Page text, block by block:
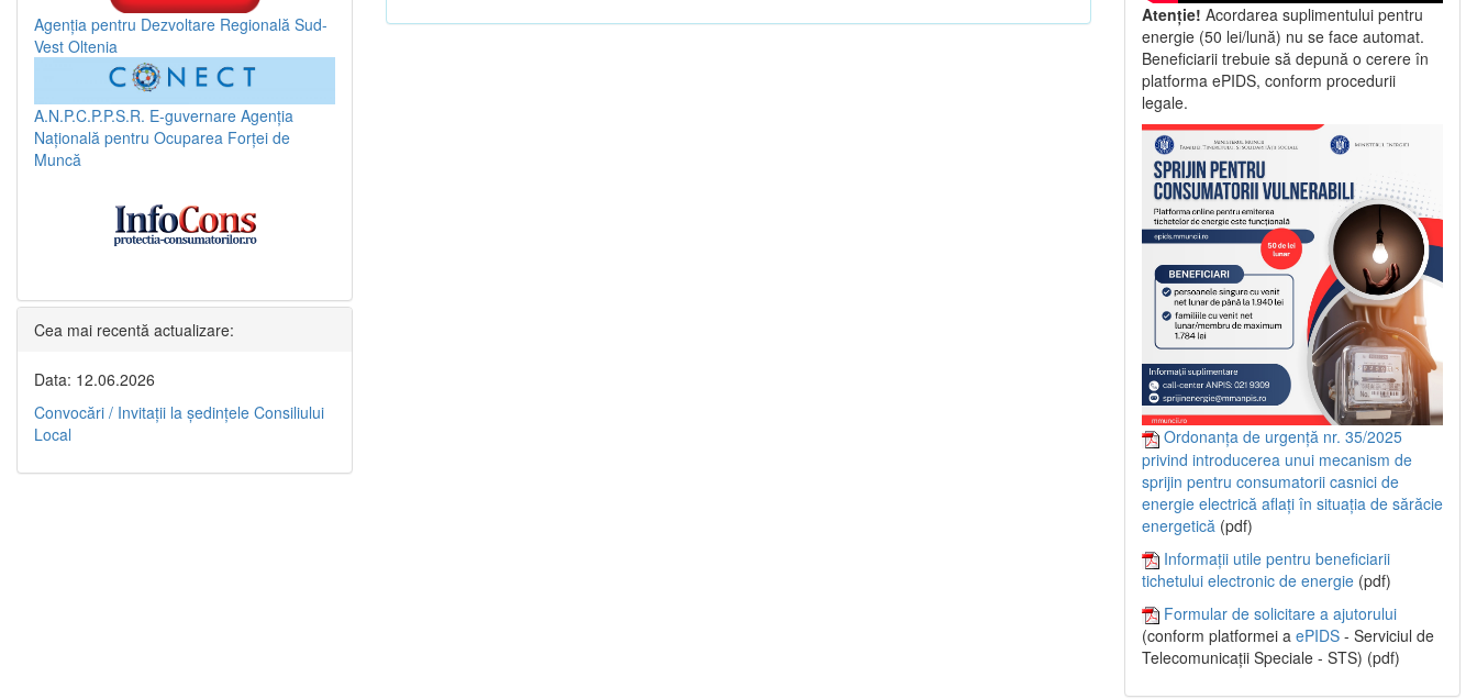
Agenția pentru Dezvoltare Regională Sud-
Vest Oltenia
A.N.P.C.P.P.S.R. E-guvernare Agenția
Națională pentru Ocuparea Forței de
Muncă
Cea mai recentă actualizare:
Data: 12.06.2026
Convocări / Invitaţii la şedinţele Consiliului
Local
Atenție! Acordarea suplimentului pentru
energie (50 lei/lună) nu se face automat.
Beneficiarii trebuie să depună o cerere în
platforma ePIDS, conform procedurii
legale.
Ordonanța de urgență nr. 35/2025
privind introducerea unui mecanism de
sprijin pentru consumatorii casnici de
energie electrică aflați în situația de sărăcie
energetică (pdf)
Informații utile pentru beneficiarii
tichetului electronic de energie (pdf)
Formular de solicitare a ajutorului
(conform platformei a ePIDS - Serviciul de
Telecomunicații Speciale - STS) (pdf)